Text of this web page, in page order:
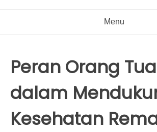
Menu
Peran Orang Tua
dalam
Kesehatan